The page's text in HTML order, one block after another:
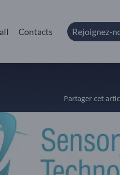
Contacts Rejoignez-
Partager cet